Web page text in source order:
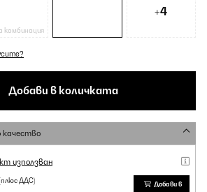
комбинация
+4
Добави в количката
качество
използван
ДДС)
Добави в